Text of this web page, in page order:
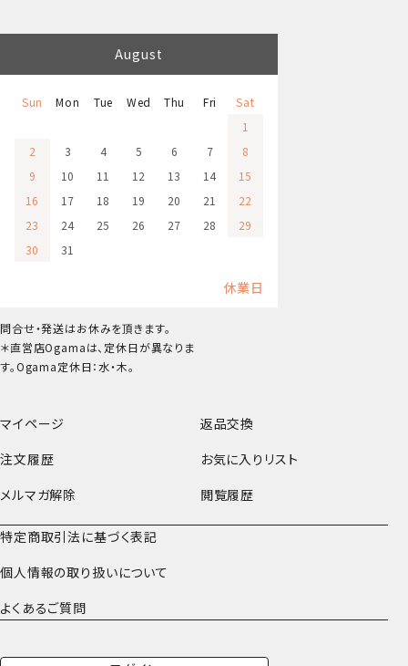
マイページ
返品交換
注文履歴
お気に入りリスト
メルマガ解除
閲覧履歴
特定商取引法に基づく表記
個人情報の取り扱いについて
よくあるご質問
August
Sun Mon Tue Wed Thu Fri
Sat
1
2
3 4 5 6 7
8
9
10 11 12 13 14
15
16
17 18 19 20 21
22
23
24 25 26 27 28
29
30
31
休業日
問合せ・発送はお休みを頂きます。
＊直営店Ogamaは、定休日が異なりま
す。Ogama定休日：水・木。